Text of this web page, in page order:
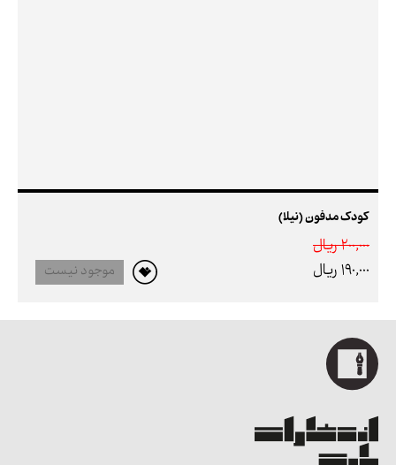
کودک مدفون (نیلا)
200,000 ريال
190,000 ريال
موجود نیست